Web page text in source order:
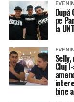
pe
la
Cluj
bine